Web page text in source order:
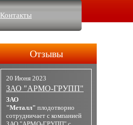
Контакты
Отзывы
20 Июня 2023
ЗАО "АРМО-ГРУПП"
ЗАО
"Металл" плодотворно
сотрудничает с компанией